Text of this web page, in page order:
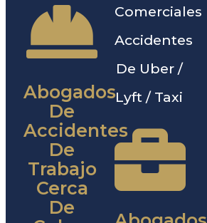
Abogados
De
Accidentes
De
Trabajo
Cerca
De
Comerciales
Accidentes
De Uber /
Lyft / Taxi